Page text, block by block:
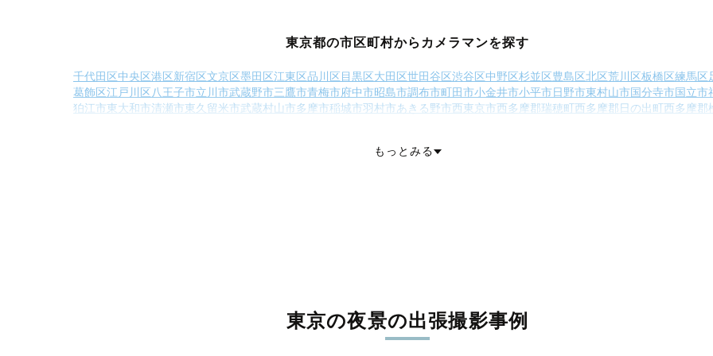
東京都の市区町村からカメラマンを探す
千代田区中央区港区新宿区文京区墨田区江東区品川区目黒区大田区世田谷区渋谷区中野区杉並区豊島区北区荒川区板橋区練馬区
葛飾区江戸川区八王子市立川市武蔵野市三鷹市青梅市府中市昭島市調布市町田市小金井市小平市日野市東村山市国分寺市国立市
狛江市東大和市清瀬市東久留米市武蔵村山市多摩市稲城市羽村市あきる野市西東京市西多摩郡瑞穂町西多摩郡日の出町西多摩郡
もっとみる
東京の夜景の出張撮影事例